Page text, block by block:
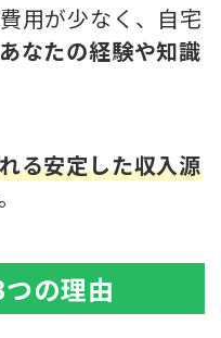
用が少なく、自宅
あなたの経験や知識
る安定した収入源
の理由